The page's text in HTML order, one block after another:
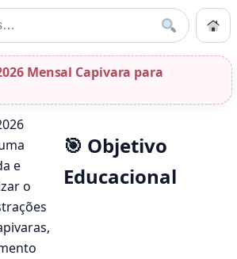
Buscar
Início
2026 Mensal Capivara para Imprimir
Mensal Capivara para
e
o
🎯 Objetivo
Educacional